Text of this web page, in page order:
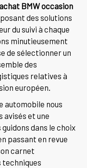
BMW occasion
des solutions
du suivi à chaque
minutieusement
de sélectionner un
des
relatives à
européen.
automobile nous
avisés et une
dans le choix
passant en revue
carnet